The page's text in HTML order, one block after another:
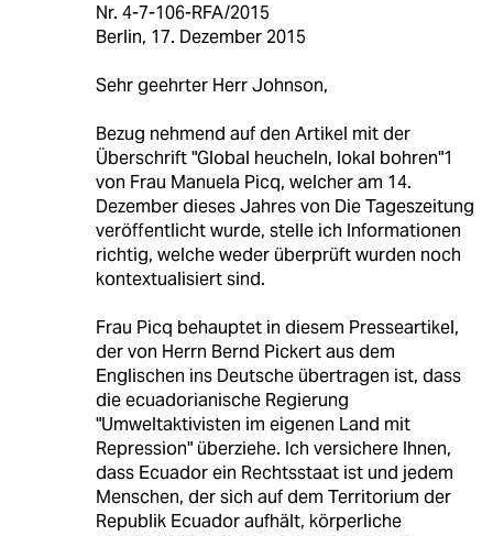
Nr. 4-7-106-RFA/2015
Berlin, 17. Dezember 2015
Sehr geehrter Herr Johnson,
Bezug nehmend auf den Artikel mit der
Überschrift "Global heucheln, lokal bohren"1
von Frau Manuela Picq, welcher am 14.
Dezember dieses Jahres von Die Tageszeitung
veröffentlicht wurde, stelle ich Informationen
richtig, welche weder überprüft wurden noch
kontextualisiert sind.
Frau Picq behauptet in diesem Presseartikel,
der von Herrn Bernd Pickert aus dem
Englischen ins Deutsche übertragen ist, dass
die ecuadorianische Regierung
"Umweltaktivisten im eigenen Land mit
Repression" überziehe. Ich versichere Ihnen,
dass Ecuador ein Rechtsstaat ist und jedem
Menschen, der sich auf dem Territorium der
Republik Ecuador aufhält, körperliche